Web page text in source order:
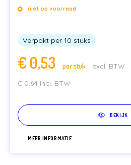
niet op voorraad
Verpakt per 10 stuks
€ 0,53 per stuk
excl. BTW
€ 0,64 incl. BTW
BEKIJK
MEER INFORMATIE